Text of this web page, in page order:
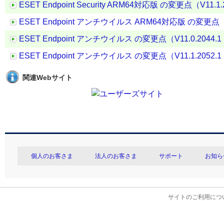
ESET Endpoint Security ARM64対応版 の変更点（
ESET Endpoint アンチウイルス ARM64対応版 の変更
ESET Endpoint アンチウイルス の変更点（
ESET Endpoint アンチウイルス の変更点（
関連Webサイト
個人のお客さま 法人のお客さま サポート お知
サイトのご利用につ